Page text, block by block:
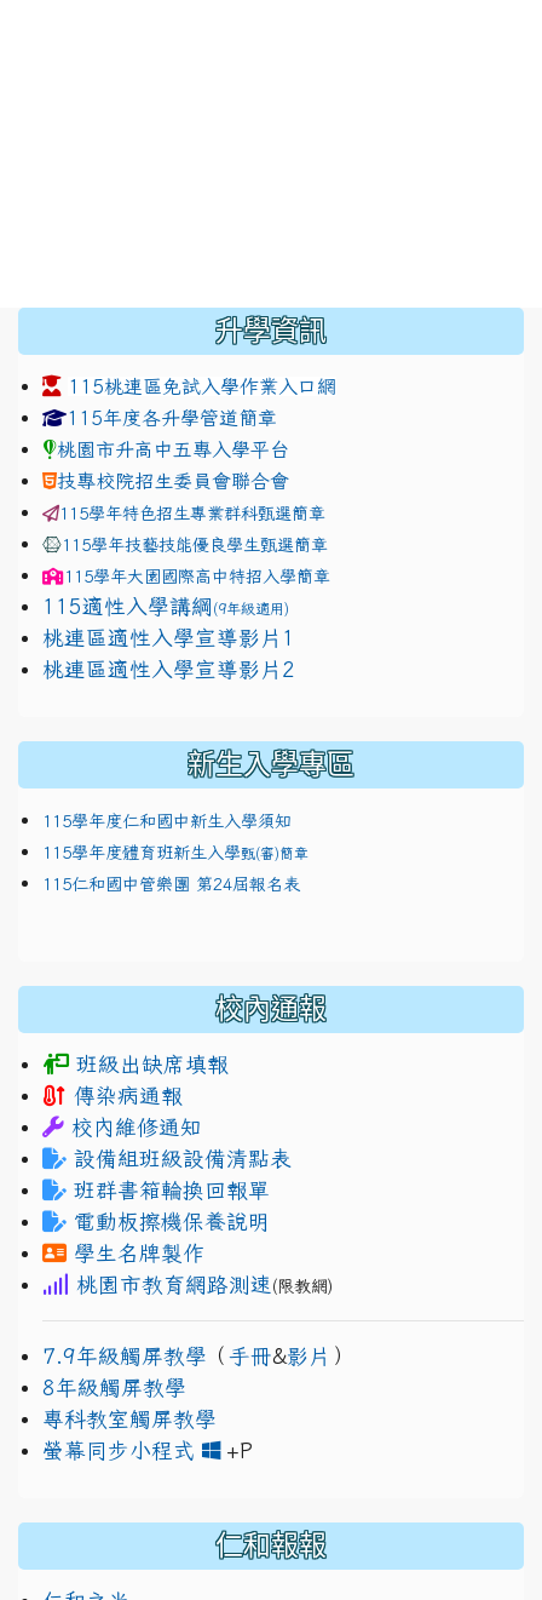
升學資訊
115桃連區免試入學作業入口網
link to https://www.jhjhs.tyc.edu.tw/modules/
115年度各升學管道簡章
桃園市升高中五專入學平台
技專校院招生委員會聯合會
115學年特色招生專業群科甄選簡章
115學年技藝技能優良學生甄選簡章
115學年大園國際高中特招入學簡章
115適性入學講綱 (9年級適用)
link to https://docs.google.com/presentation/d/
桃連區適性入學宣導影片1
link to https://docs.google.com/presentation/d/
桃連區適性入學宣導影片2
新生入學專區
115學年度仁和國中新生入學須知
115學年度體育班新生入學甄(審)簡章
115仁和國中管樂團 第24屆報名表
校內通報
班級出缺席填報
傳染病通報
校內維修通知
設備組班級設備清點表
班群書箱輪換回報單
電動板擦機保養說明
學生名牌製作
桃園市教育網路測速 (限教網)
7.9年級觸屏教學 （ 手冊&影片 ）
8年級觸屏教學
專科教室觸屏教學
螢幕同步小程式
+P
仁和報報